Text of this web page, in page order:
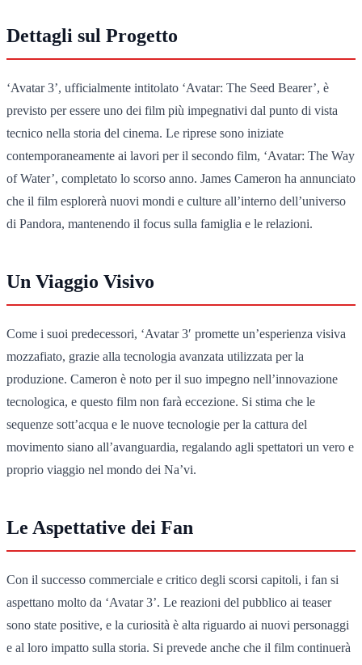
Dettagli sul Progetto
‘Avatar 3’, ufficialmente intitolato ‘Avatar: The Seed Bearer’, è
previsto per essere uno dei film più impegnativi dal punto di vista
tecnico nella storia del cinema. Le riprese sono iniziate
contemporaneamente ai lavori per il secondo film, ‘Avatar: The Way
of Water’, completato lo scorso anno. James Cameron ha annunciato
che il film esplorerà nuovi mondi e culture all’interno dell’universo
di Pandora, mantenendo il focus sulla famiglia e le relazioni.
Un Viaggio Visivo
Come i suoi predecessori, ‘Avatar 3′ promette un’esperienza visiva
mozzafiato, grazie alla tecnologia avanzata utilizzata per la
produzione. Cameron è noto per il suo impegno nell’innovazione
tecnologica, e questo film non farà eccezione. Si stima che le
sequenze sott’acqua e le nuove tecnologie per la cattura del
movimento siano all’avanguardia, regalando agli spettatori un vero e
proprio viaggio nel mondo dei Na’vi.
Le Aspettative dei Fan
Con il successo commerciale e critico degli scorsi capitoli, i fan si
aspettano molto da ‘Avatar 3’. Le reazioni del pubblico ai teaser
sono state positive, e la curiosità è alta riguardo ai nuovi personaggi
e al loro impatto sulla storia. Si prevede anche che il film continuerà